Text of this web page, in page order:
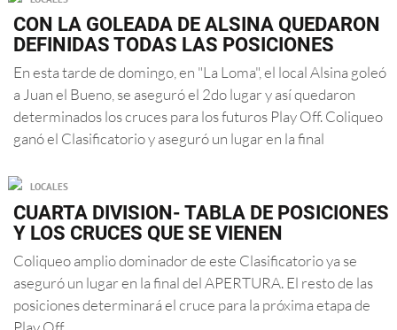
CON LA GOLEADA DE ALSINA QUEDARON
DEFINIDAS TODAS LAS POSICIONES
En esta tarde de domingo, en "La Loma", el local Alsina goleó
a Juan el Bueno, se aseguró el 2do lugar y así quedaron
determinados los cruces para los futuros Play Off. Coliqueo
ganó el Clasificatorio y aseguró un lugar en la final
LOCALES
CUARTA DIVISION- TABLA DE POSICIONES
Y LOS CRUCES QUE SE VIENEN
Coliqueo amplio dominador de este Clasificatorio ya se
aseguró un lugar en la final del APERTURA. El resto de las
posiciones determinará el cruce para la próxima etapa de